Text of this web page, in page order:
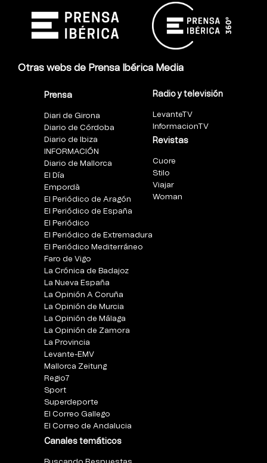
Otras webs de Prensa Ibérica Media
Prensa
Diari de Girona
Diario de Córdoba
Diario de Ibiza
INFORMACIÓN
Diario de Mallorca
El Día
Empordà
El Periódico de Aragón
El Periódico de España
El Periódico
El Periódico de Extremadura
El Periódico Mediterráneo
Faro de Vigo
La Crónica de Badajoz
La Nueva España
La Opinión A Coruña
La Opinión de Murcia
La Opinión de Málaga
La Opinión de Zamora
La Provincia
Levante-EMV
Mallorca Zeitung
Regio7
Sport
Superdeporte
El Correo Gallego
El Correo de Andalucia
Canales temáticos
Radio y televisión
LevanteTV
InformacionTV
Revistas
Cuore
Stilo
Viajar
Woman